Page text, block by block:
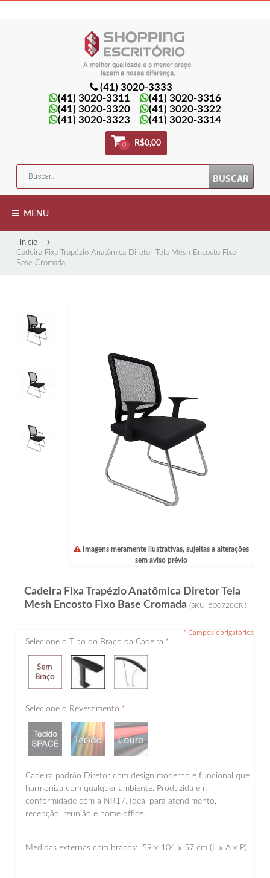
(41) 3020-3333
(41) 3020-3311
(41) 3020-3316
(41) 3020-3320
(41) 3020-3322
(41) 3020-3323
(41) 3020-3314
0 R$0,00
MENU
Início
Cadeira Fixa Trapézio Anatômica Diretor Tela Mesh Encosto Fixo
Base Cromada
Imagens meramente ilustrativas, sujeitas a alterações
sem aviso prévio
Cadeira Fixa Trapézio Anatômica Diretor Tela
Mesh Encosto Fixo Base Cromada (SKU: 500728CR )
*
Selecione o Tipo do Braço da Cadeira
*
Selecione o Revestimento
* Campos obrigatórios
Cadeira padrão Diretor com design moderno e funcional que
harmoniza com qualquer ambiente. Produzida em
conformidade com a NR17. Ideal para atendimento,
recepção, reunião e home office.
Medidas externas com braços: 59 x 104 x 57 cm (L x A x P)